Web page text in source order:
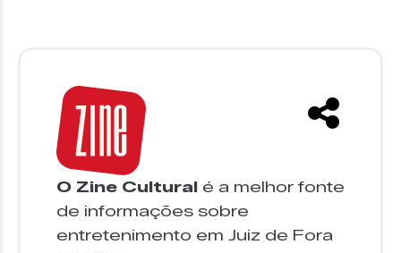
O Zine Cultural é a melhor fonte
de informações sobre
entretenimento em Juiz de Fora